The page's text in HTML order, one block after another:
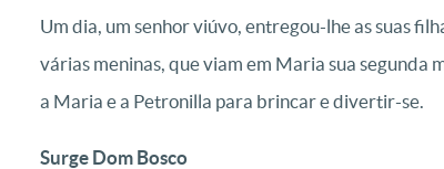
Um dia, um senhor viúvo, entregou-lhe as suas
várias meninas, que viam em Maria sua segunda
a Maria e a Petronilla para brincar e divertir-se.
Surge Dom Bosco